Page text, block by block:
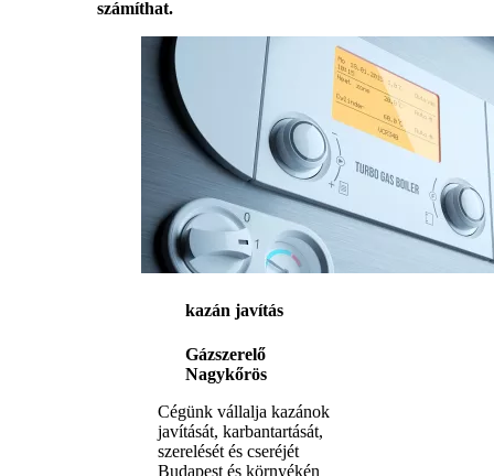
számíthat.
kazán javítás
Gázszerelő
Nagykőrös
Cégünk vállalja kazánok
javítását, karbantartását,
szerelését és cseréjét
Budapest és környékén